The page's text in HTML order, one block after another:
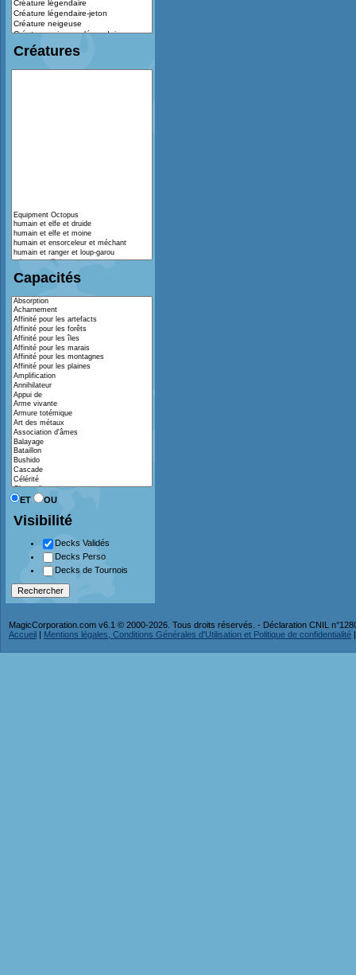
Créatures
Capacités
ET OU
Visibilité
Decks Validés
Decks Perso
Decks de Tournois
MagicCorporation.com v6.1 © 2000-2026. Tous droits réservés. - Déclaration CNIL
Accueil | Mentions légales, Conditions Générales d'Utilisation et Politique de confidentialité